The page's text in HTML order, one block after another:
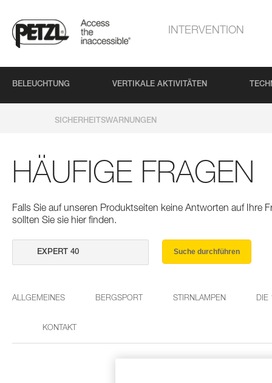
INTERVENTION
BELEUCHTUNG VERTIKALE AKTIVITÄTEN
SICHERHEITSWARNUNGEN
HÄUFIGE FRAGEN
Falls Sie auf unseren Produktseiten keine Antworten auf Ihre
sollten Sie sie hier finden.
Suche durchführen
ALLGEMEINES BERGSPORT STIRNLAMPEN DIE
KONTAKT